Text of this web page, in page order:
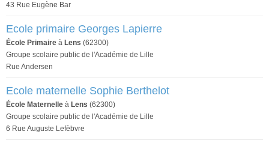
43 Rue Eugène Bar
Ecole primaire Georges Lapierre
École Primaire à Lens (62300)
Groupe scolaire public de l'Académie de Lille
Rue Andersen
Ecole maternelle Sophie Berthelot
École Maternelle à Lens (62300)
Groupe scolaire public de l'Académie de Lille
6 Rue Auguste Lefèbvre